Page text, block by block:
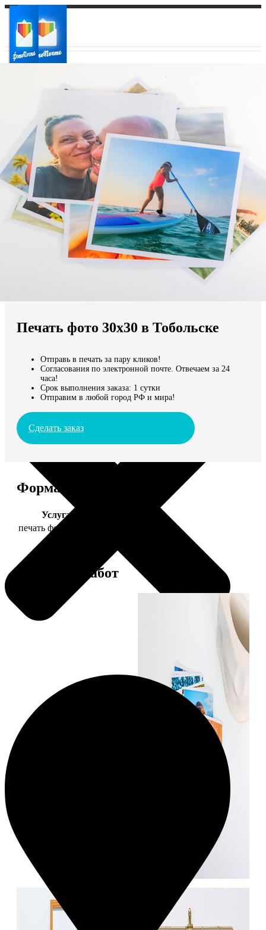
Ваш регион доставки
Выберите из списка:
Мы доставляем по всему миру
Продолжить без города
Печать фото 30х30 в Тобольске
Отправь в печать за пару кликов!
Согласования по электронной почте. Отвечаем за 24
часа!
Срок выполнения заказа: 1 сутки
Отправим в любой город РФ и мира!
Сделать заказ
Форматы и цены
Услуга
печать фото 30х30
Примеры работ